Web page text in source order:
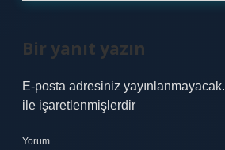
Bir yanıt yazın
E-posta adresiniz yayınlanmayacak.
ile işaretlenmişlerdir
Yorum